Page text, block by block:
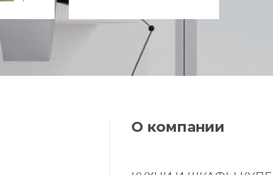
О компании